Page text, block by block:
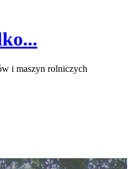
i maszyn rolniczych